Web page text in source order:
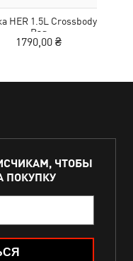
HER 1.5L Crossbody
Bag
1790,00 ₴
ЧТОБЫ
ПОКУПКУ